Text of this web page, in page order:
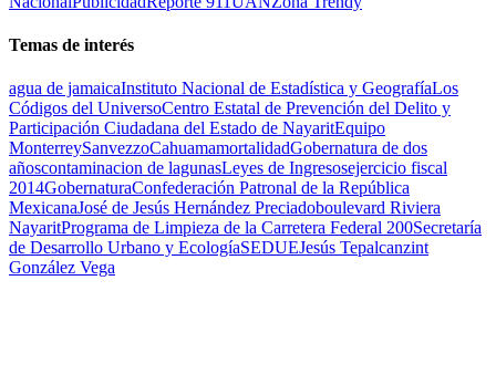
Temas de interés
agua de jamaicaInstituto Nacional de Estadística y GeografíaLos
Códigos del UniversoCentro Estatal de Prevención del Delito y
Participación Ciudadana del Estado de NayaritEquipo
MonterreySanvezzoCahuamamortalidadGobernatura de dos
añoscontaminacion de lagunasLeyes de Ingresosejercicio fiscal
2014GobernaturaConfederación Patronal de la República
MexicanaJosé de Jesús Hernández Preciadoboulevard Riviera
NayaritPrograma de Limpieza de la Carretera Federal 200Secretaría
de Desarrollo Urbano y EcologíaSEDUEJesús Tepalcanzint
González Vega